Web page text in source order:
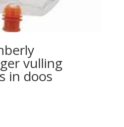
vulling
in doos